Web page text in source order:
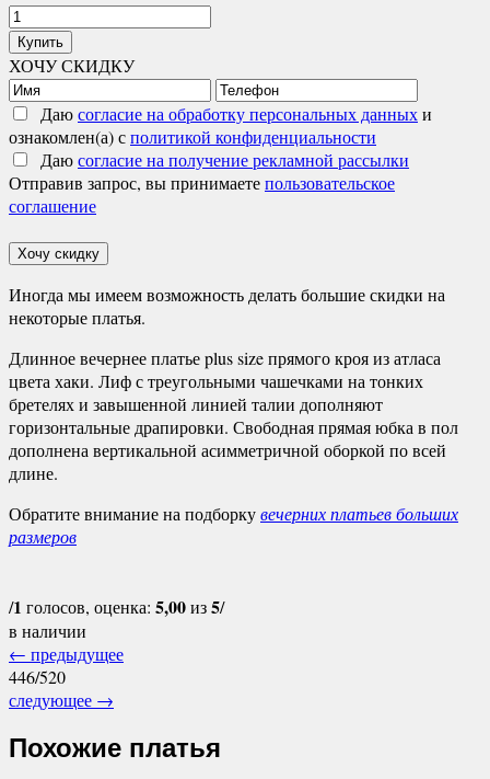
Количество
товара
Арден
Купить
ХОЧУ СКИДКУ
Даюсогласие на обработку персональных данныхи
ознакомлен(а) сполитикой конфиденциальности
Даюсогласие на получение рекламной рассылки
Отправив запрос, вы принимаетепользовательское
соглашение
Хочу скидку
Иногда мы имеем возможность делать большие скидки на
некоторые платья.
Длинное вечернее платье plus size прямого кроя из атласа
цвета хаки. Лиф с треугольными чашечками на тонких
бретелях и завышенной линией талии дополняют
горизонтальные драпировки. Свободная прямая юбка в пол
дополнена вертикальной асимметричной оборкой по всей
длине.
Обратите внимание на подборкувечерних платьев больших
размеров
/1 голосов, оценка: 5,00из5/
в наличии
← предыдущее
446/520
следующее →
Похожие платья